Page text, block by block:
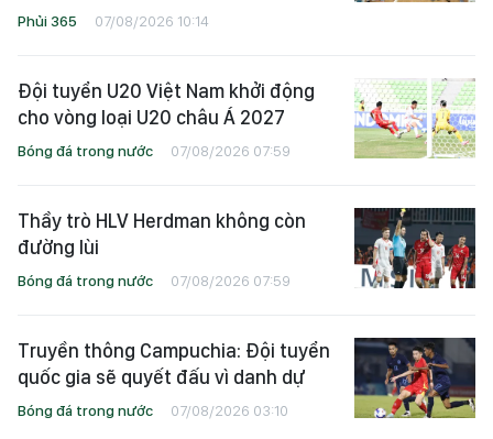
Phủi 365 07/08/2026 10:14
Đội tuyển U20 Việt Nam khởi động
cho vòng loại U20 châu Á 2027
Bóng đá trong nước 07/08/2026 07:59
Thầy trò HLV Herdman không còn
đường lùi
Bóng đá trong nước 07/08/2026 07:59
Truyền thông Campuchia: Đội tuyển
quốc gia sẽ quyết đấu vì danh dự
Bóng đá trong nước 07/08/2026 03:10